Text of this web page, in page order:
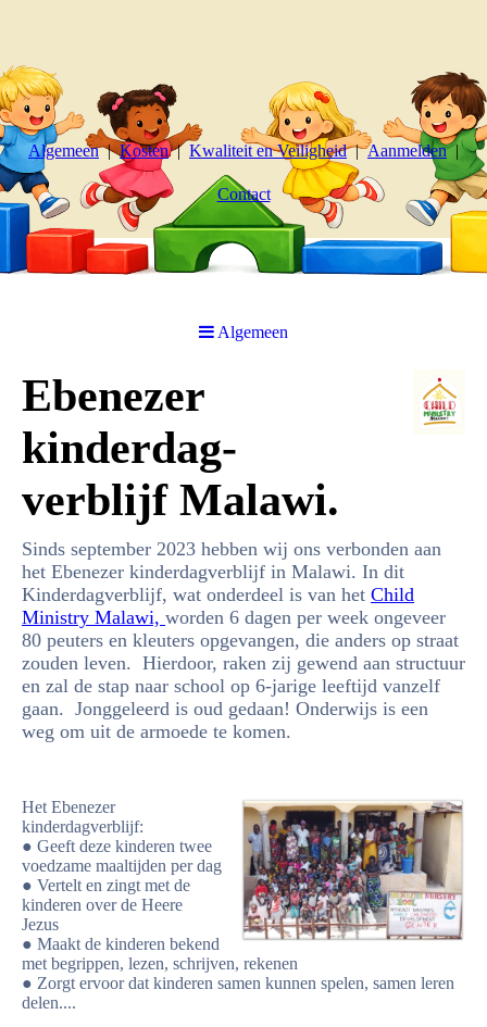
Algemeen Kosten Kwaliteit en Veiligheid Aanmelden
Contact
Algemeen
Ebenezer
kinderdag-
verblijf Malawi.
Sinds september 2023 hebben wij ons verbonden aan
het Ebenezer kinderdagverblijf in Malawi. In dit
Kinderdagverblijf, wat onderdeel is van het Child
Ministry Malawi, worden 6 dagen per week ongeveer
80 peuters en kleuters opgevangen, die anders op straat
zouden leven. Hierdoor, raken zij gewend aan structuur
en zal de stap naar school op 6-jarige leeftijd vanzelf
gaan. Jonggeleerd is oud gedaan! Onderwijs is een
weg om uit de armoede te komen.
Het Ebenezer
kinderdagverblijf:
● Geeft deze kinderen twee
voedzame maaltijden per dag
● Vertelt en zingt met de
kinderen over de Heere
Jezus
● Maakt de kinderen bekend
met begrippen, lezen, schrijven, rekenen
● Zorgt ervoor dat kinderen samen kunnen spelen, samen leren
delen....